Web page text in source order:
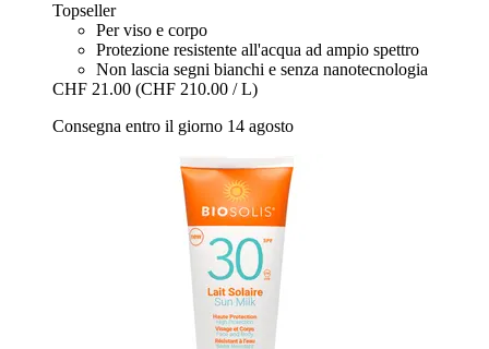
Topseller
Per viso e corpo
Protezione resistente all'acqua ad ampio spettro
Non lascia segni bianchi e senza nanotecnologia
CHF 21.00 (CHF 210.00 / L)
Consegna entro il giorno 14 agosto